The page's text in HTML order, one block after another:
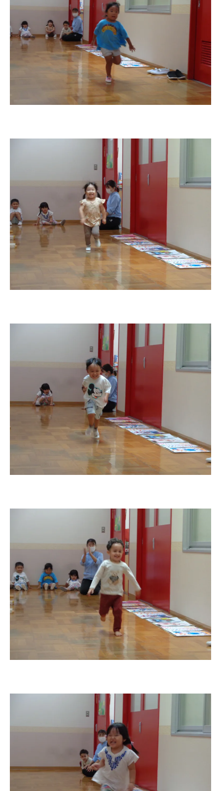
お知らせ
今日の幼稚園
園児募集要項
給⾷